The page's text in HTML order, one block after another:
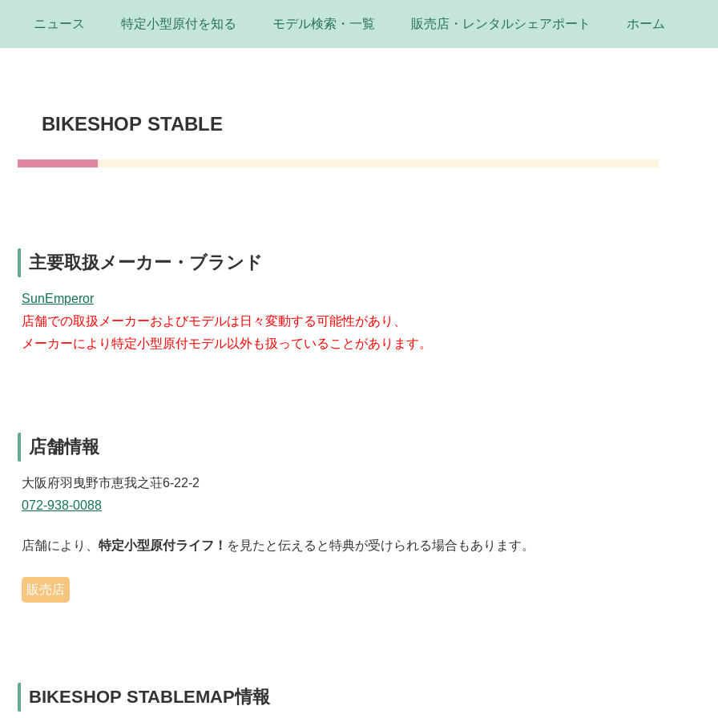
ニュース 特定小型原付を知る モデル検索・一覧 販売店・レンタルシェアポート ホーム
BIKESHOP STABLE
主要取扱メーカー・ブランド
SunEmperor
店舗での取扱メーカーおよびモデルは日々変動する可能性があり、
メーカーにより特定小型原付モデル以外も扱っていることがあります。
店舗情報
大阪府羽曳野市恵我之荘6-22-2
072-938-0088
店舗により、 特定小型原付ライフ！ を見たと伝えると特典が受けられる場合もあります。
販売店
BIKESHOP STABLEMAP情報